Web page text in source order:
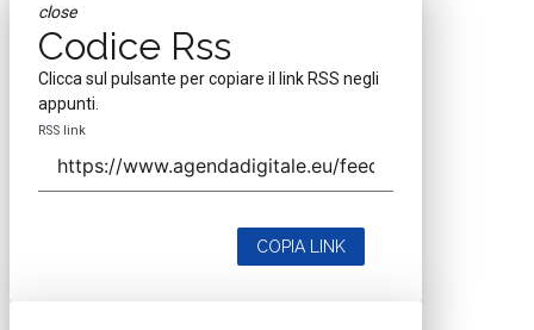
close
Codice Rss
Clicca sul pulsante per copiare il link RSS negli
appunti.
RSS link
COPIA LINK